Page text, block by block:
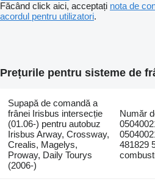
Făcând click aici, acceptați nota de
acordul pentru utilizatori.
Prețurile pentru sisteme de
Supapă de comandă a
frânei Irisbus intersecție
(01.06-) pentru autobuz
Irisbus Arway, Crossway,
Crealis, Magelys,
Proway, Daily Tourys
(2006-)
Număr
481829